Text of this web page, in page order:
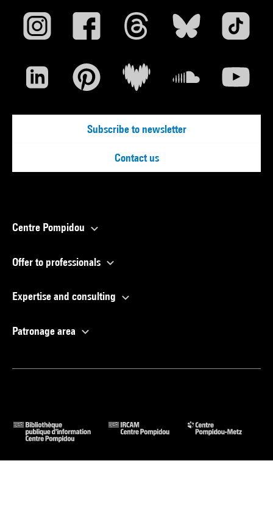
Subscribe to newsletter
Contact us
Centre Pompidou
Offer to professionals
Expertise and consulting
Patronage area